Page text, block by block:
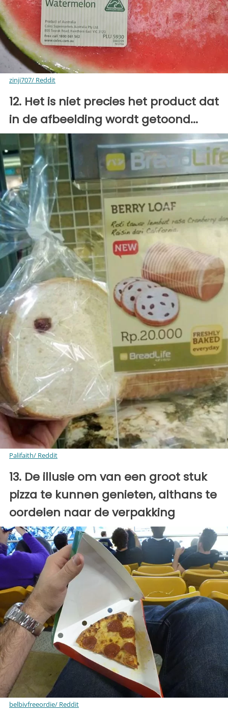
zinji707/ Reddit
12. Het is niet precies het product dat
in de afbeelding wordt getoond...
Palifaith/ Reddit
13. De illusie om van een ​​groot stuk
pizza te kunnen genieten, althans te
oordelen naar de verpakking
belbivfreeordie/ Reddit